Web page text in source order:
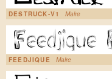
DESTRUCK-V1 Malre
FEEDJIQUE Malre